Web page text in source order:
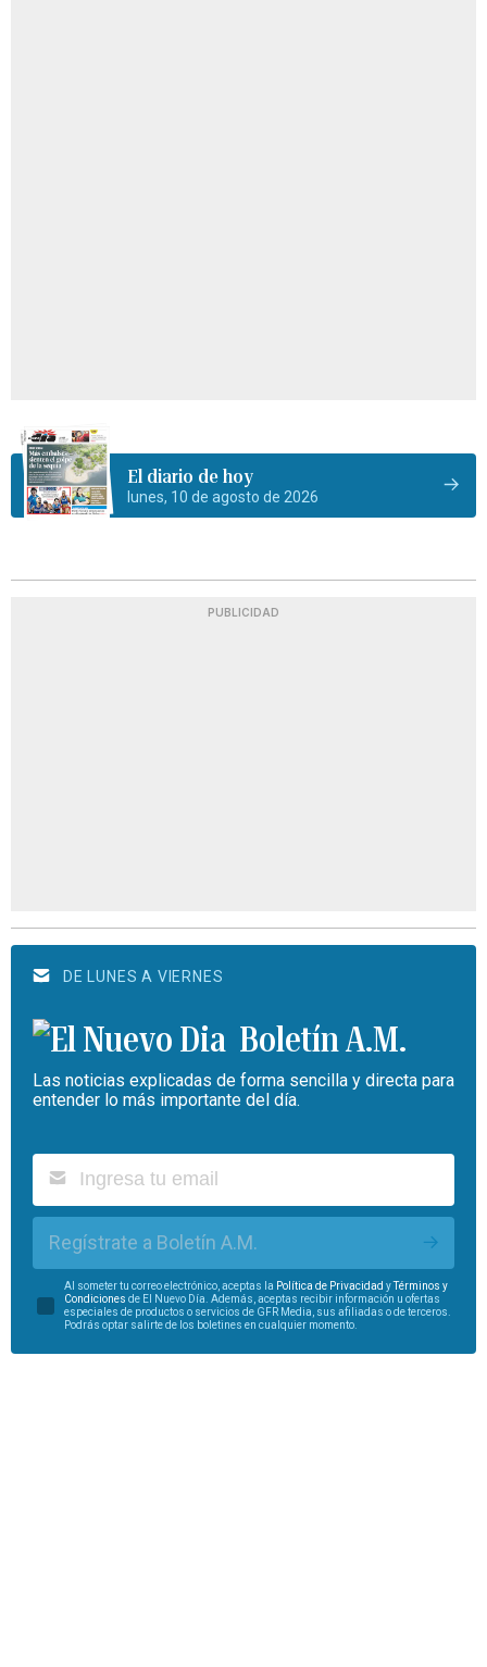
El diario de hoy
lunes, 10 de agosto de 2026
PUBLICIDAD
DE LUNES A VIERNES
Boletín A.M.
Las noticias explicadas de forma sencilla y directa para
entender lo más importante del día.
Regístrate a Boletín A.M.
Al someter tu correo electrónico, aceptas la Política de Privacidad yTérminos y
Condiciones de El Nuevo Día. Además, aceptas recibir información u ofertas
especiales de productos o servicios de GFR Media, sus afiliadas o de terceros.
Podrás optar salirte de los boletines en cualquier momento.